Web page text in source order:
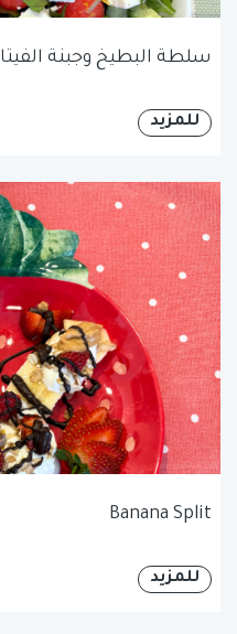
سلطة البطيخ وجبنة الفيتا
للمزيد
Banana Split
للمزيد